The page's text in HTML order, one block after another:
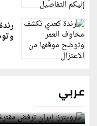
عربي
رويترز: إيران ترفض
لمضيق هرمز